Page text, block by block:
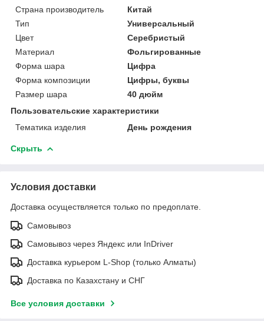
Страна производитель
Китай
Тип
Универсальный
Цвет
Серебристый
Материал
Фольгированные
Форма шара
Цифра
Форма композиции
Цифры, буквы
Размер шара
40 дюйм
Пользовательские характеристики
Тематика изделия
День рождения
Скрыть
Условия доставки
Доставка осуществляется только по предоплате.
Самовывоз
Самовывоз через Яндекс или InDriver
Доставка курьером L-Shop (только Алматы)
Доставка по Казахстану и СНГ
Все условия доставки